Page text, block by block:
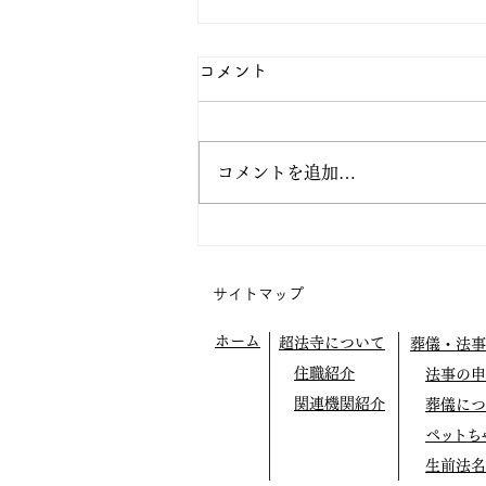
う
コメント
コメントを追加…
サイトマップ
ホーム
超法寺について
住職紹介
関連機関紹介
葬儀・法
法事の
葬儀に
ペットち
生前法